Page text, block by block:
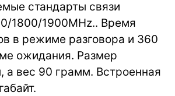
стандарты связи
1800/1900MHz.. Время
в режиме разговора и 360
ожидания. Размер
а вес 90 грамм. Встроенная